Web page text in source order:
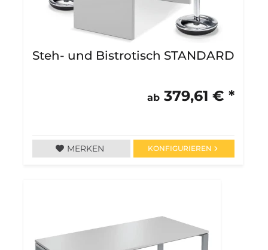
Steh- und Bistrotisch STANDARD
ab379,61 € *
MERKEN KONFIGURIEREN